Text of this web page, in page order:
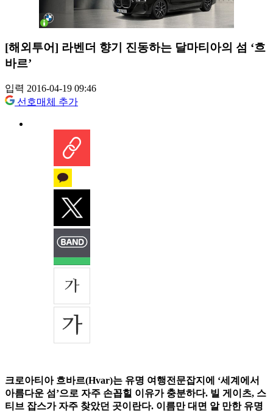
[해외투어] 라벤더 향기 진동하는 달마티아의 섬 ‘흐
바르’
입력 2016-04-19 09:46
선호매체 추가
크로아티아 흐바르(Hvar)는 유명 여행전문잡지에 ‘세계에서
아름다운 섬’으로 자주 손꼽힐 이유가 충분하다. 빌 게이츠, 스
티브 잡스가 자주 찾았던 곳이란다. 이름만 대면 알 만한 유명